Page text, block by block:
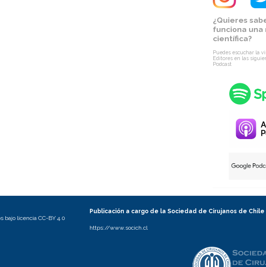
¿Quieres
funciona una
científica?
Puedes escuchar la
Editores en las
Podcast
bajo licencia CC-BY 4.0
Publicación a cargo de la Sociedad de Cirujanos de Chile
https://www.socich.cl